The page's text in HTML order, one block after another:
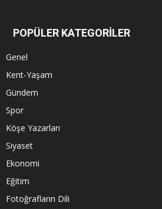
POPÜLER KATEGORİLER
Genel
Kent-Yaşam
Gündem
Spor
Köşe Yazarları
Siyaset
Ekonomi
Eğitim
Fotoğrafların Dili